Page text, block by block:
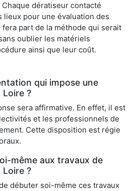
dératiseur contacté
lieux pour une évaluation des
part de la méthode qui serait
oublier les matériels
ainsi que leur coût.
qui impose une
?
sera affirmative. En effet, il est
et les professionnels de
Cette disposition est régie
même aux travaux de
?
débuter soi-même ces travaux